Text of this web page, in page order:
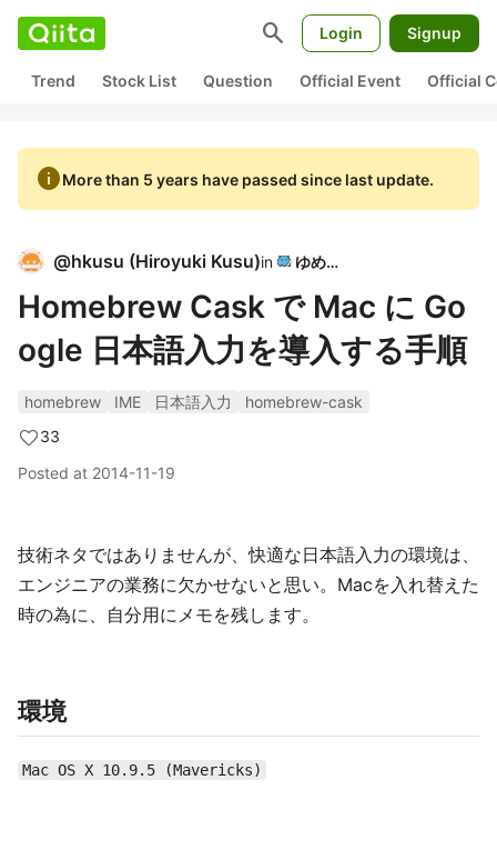
search Login Signup
Trend Stock List Question Official Event Official
infoMore than 5 years have passed since last update.
@hkusu (Hiroyuki Kusu)in ゆめみ
Homebrew Cask で Mac に Go
ogle 日本語入力を導入する手順
homebrew IME 日本語入力
homebrew-cask
33
Posted at 2014-11-19
技術ネタではありませんが、快適な日本語入力の環境は、
エンジニアの業務に欠かせないと思い。Macを入れ替えた
時の為に、自分用にメモを残します。
環境
Mac OS X 10.9.5 (Mavericks)